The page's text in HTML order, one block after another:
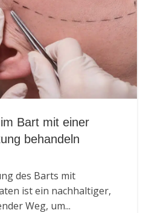
Bart mit einer
behandeln
des Barts mit
ist ein nachhaltiger,
Weg, um...